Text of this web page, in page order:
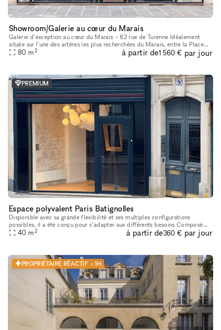
Showroom/Galerie au cœur du Marais
Galerie d’exception au cœur du Marais – 62 rue de Turenne Idéalement
située sur l’une des artères les plus recherchées du Marais, entre la Place
des Vosges et la rue de Bretagne, la galerie bénéficie
80 m2 à partir de1 560 € par jour
PREMIUM
Espace polyvalent Paris Batignolles
Disponible avec sa grande flexibilité et ses multiples configurations
possibles, il a été conçu pour s’adapter aux différents besoins Composé
d’un showroom avec vitrine sur rue et un bar/caisse cen
40 m2 à partir de360 € par jour
PROPRIÉTAIRE RÉACTIF < 1H